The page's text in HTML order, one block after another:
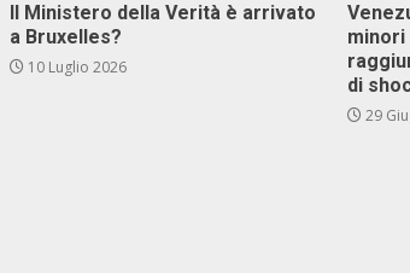
Il Ministero della Verità è arrivato
a Bruxelles?
10 Luglio 2026
minori
di
29